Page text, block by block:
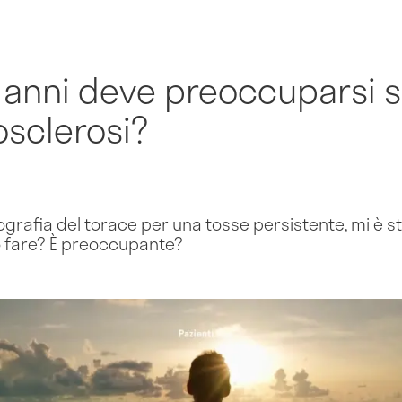
deve preoccuparsi
del torace per una tosse persistente, mi è
È preoccupante?